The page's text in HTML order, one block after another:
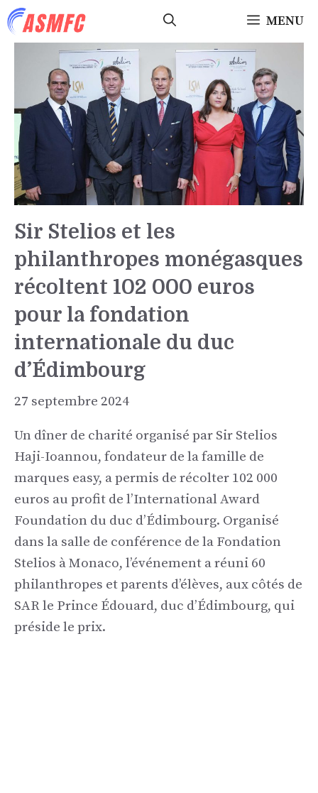
Aller
au
MENU
Sir Stelios et les
philanthropes monégasques
récoltent 102 000 euros
pour la fondation
internationale du duc
d’Édimbourg
27 septembre 2024
Un dîner de charité organisé par Sir Stelios
Haji-Ioannou, fondateur de la famille de
marques easy, a permis de récolter 102 000
euros au profit de l’International Award
Foundation du duc d’Édimbourg. Organisé
dans la salle de conférence de la Fondation
Stelios à Monaco, l’événement a réuni 60
philanthropes et parents d’élèves, aux côtés de
SAR le Prince Édouard, duc d’Édimbourg, qui
préside le prix.